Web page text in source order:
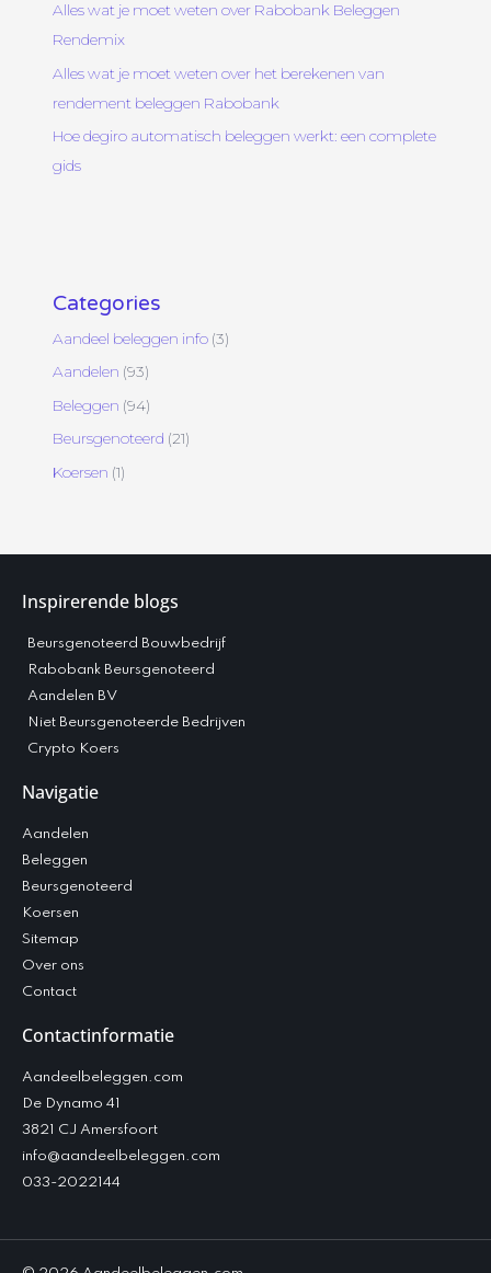
Alles wat je moet weten over Rabobank Beleggen
Rendemix
Alles wat je moet weten over het berekenen van
rendement beleggen Rabobank
Hoe degiro automatisch beleggen werkt: een complete
gids
Categories
Aandeel beleggen info (3)
Aandelen (93)
Beleggen (94)
Beursgenoteerd (21)
Koersen (1)
Inspirerende blogs
Beursgenoteerd Bouwbedrijf
Rabobank Beursgenoteerd
Aandelen BV
Niet Beursgenoteerde Bedrijven
Crypto Koers
Navigatie
Aandelen
Beleggen
Beursgenoteerd
Koersen
Sitemap
Over ons
Contact
Contactinformatie
Aandeelbeleggen.com
De Dynamo 41
3821 CJ Amersfoort
info@aandeelbeleggen.com
033-2022144